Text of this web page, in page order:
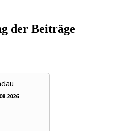
der Beiträge